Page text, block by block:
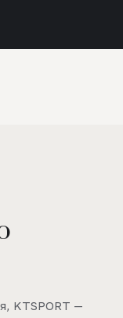
KTSPORT —